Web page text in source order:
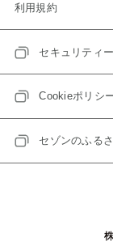
利用規約
セキュリティ
Cookieポリシ
セゾンのふる